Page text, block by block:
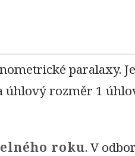
paralaxy.
úhlový rozměr 1
roku. V